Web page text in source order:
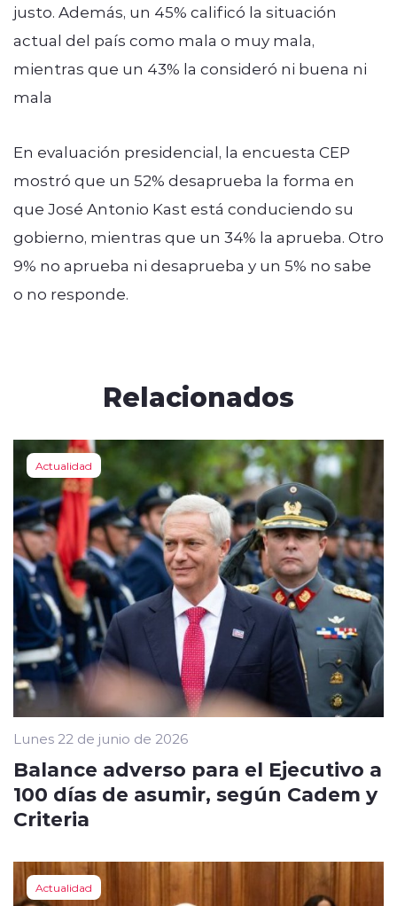
justo. Además, un 45% calificó la situación
actual del país como mala o muy mala,
mientras que un 43% la consideró ni buena ni
mala
En evaluación presidencial, la encuesta CEP
mostró que un 52% desaprueba la forma en
que José Antonio Kast está conduciendo su
gobierno, mientras que un 34% la aprueba. Otro
9% no aprueba ni desaprueba y un 5% no sabe
o no responde.
Relacionados
Actualidad
Lunes 22 de junio de 2026
Balance adverso para el Ejecutivo a
100 días de asumir, según Cadem y
Criteria
Actualidad